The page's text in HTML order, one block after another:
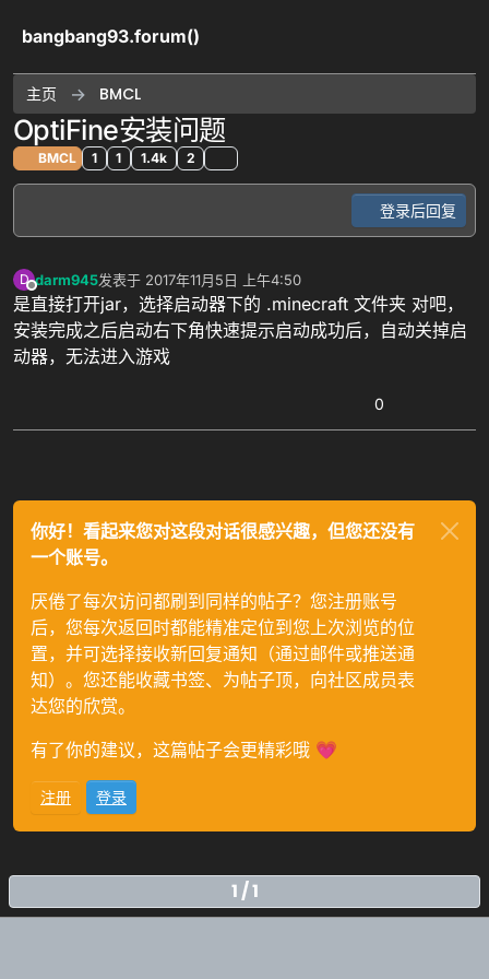
bangbang93.forum()
主页 BMCL
OptiFine安装问题
BMCL 1 1 1.4k 2
登录后回复
D
离线
darm945发表于 2017年11月5日 上午4:50
最后由 编辑
是直接打开jar，选择启动器下的 .minecraft 文件夹 对吧，
安装完成之后启动右下角快速提示启动成功后，自动关掉启
动器，无法进入游戏
0
你好！看起来您对这段对话很感兴趣，但您还没有
一个账号。
厌倦了每次访问都刷到同样的帖子？您注册账号
后，您每次返回时都能精准定位到您上次浏览的位
置，并可选择接收新回复通知（通过邮件或推送通
知）。您还能收藏书签、为帖子顶，向社区成员表
达您的欣赏。
有了你的建议，这篇帖子会更精彩哦 💗
注册 登录
1 / 1